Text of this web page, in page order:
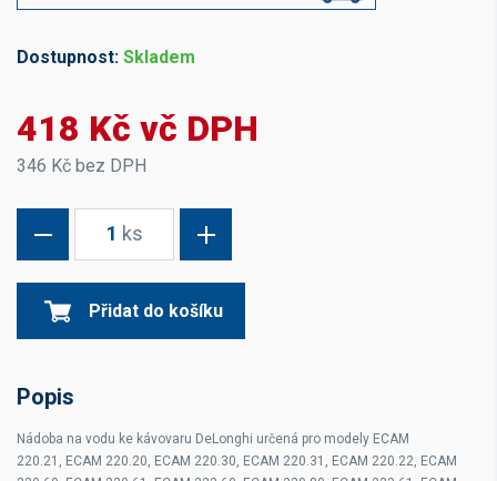
Dostupnost: Skladem
418 Kč vč DPH
346 Kč bez DPH
1 ks
Přidat do košíku
Popis
Nádoba na vodu ke kávovaru DeLonghi určená pro modely ECAM
220.21, ECAM 220.20, ECAM 220.30, ECAM 220.31, ECAM 220.22, ECAM